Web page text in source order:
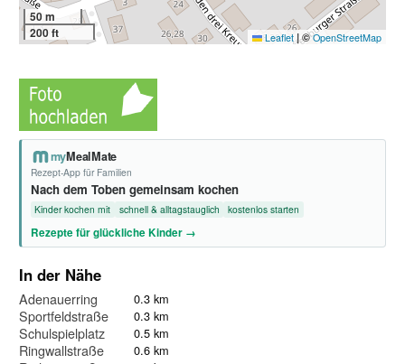
50 m
200 ft
Leaflet |©OpenStreetMap
myMealMate
Rezept-App für Familien
Nach dem Toben gemeinsam kochen
Kinder kochen mit schnell & alltagstauglich kostenlos starten
Rezepte für glückliche Kinder →
In der Nähe
Adenauerring 0.3 km
Sportfeldstraße 0.3 km
Schulspielplatz 0.5 km
Ringwallstraße 0.6 km